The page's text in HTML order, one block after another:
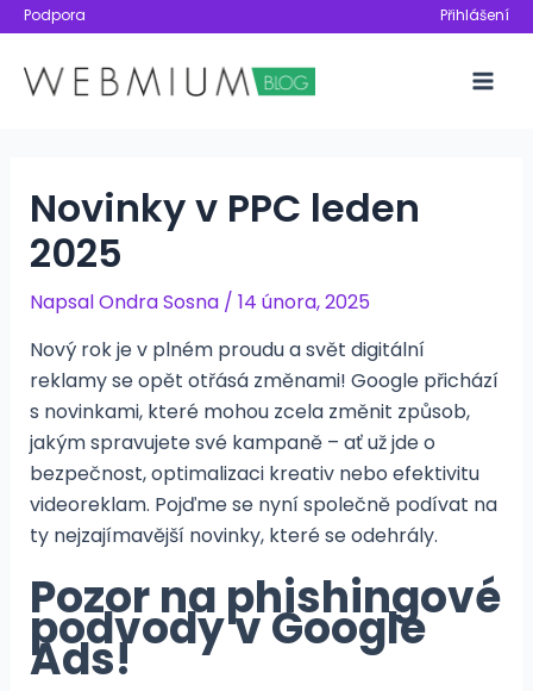
Přeskočit
obsah
Podpora Přihlášení
Novinky v PPC leden
2025
NapsalOndra Sosna / 14 února, 2025
Nový rok je v plném proudu a svět digitální
reklamy se opět otřásá změnami! Google přichází
s novinkami, které mohou zcela změnit způsob,
jakým spravujete své kampaně – ať už jde o
bezpečnost, optimalizaci kreativ nebo efektivitu
videoreklam. Pojďme se nyní společně podívat na
ty nejzajímavější novinky, které se odehrály.
Pozor na phishingové
podvody v Google
Ads!